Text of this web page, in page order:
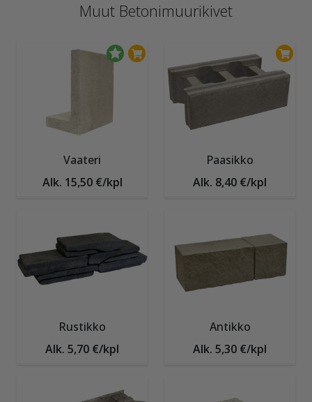
Muut Betonimuurikivet
Vaateri
Alk. 15,50 €/kpl
Paasikko
Alk. 8,40 €/kpl
Rustikko
Alk. 5,70 €/kpl
Antikko
Alk. 5,30 €/kpl